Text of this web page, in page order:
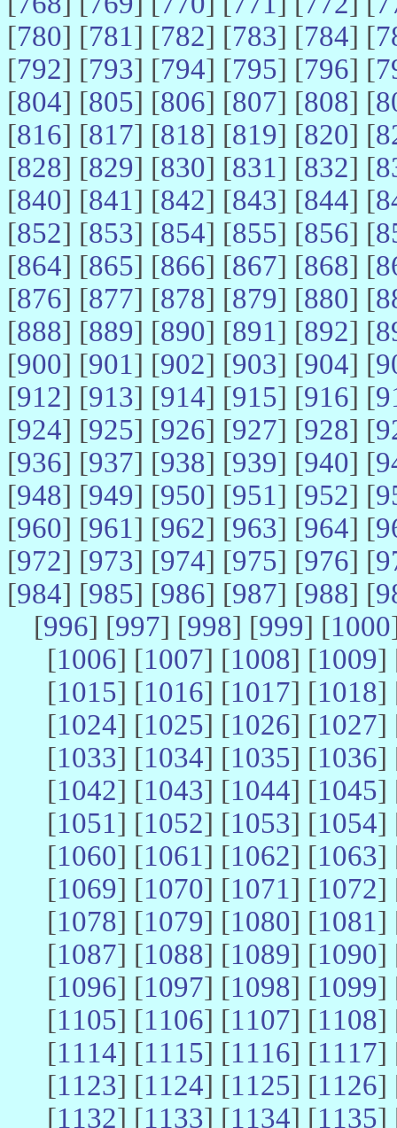
[780] [781] [782] [783] [784] [
[792] [793] [794] [795] [796] [
[804] [805] [806] [807] [808] [
[816] [817] [818] [819] [820] [
[828] [829] [830] [831] [832] [
[840] [841] [842] [843] [844] [
[852] [853] [854] [855] [856] [
[864] [865] [866] [867] [868] [
[876] [877] [878] [879] [880] [
[888] [889] [890] [891] [892] [
[900] [901] [902] [903] [904] [
[912] [913] [914] [915] [916] [
[924] [925] [926] [927] [928] [
[936] [937] [938] [939] [940] [
[948] [949] [950] [951] [952] [
[960] [961] [962] [963] [964] [
[972] [973] [974] [975] [976] [
[984] [985] [986] [987] [988] [
[996] [997] [998] [999] [1000
[1006] [1007] [1008] [1009]
[1015] [1016] [1017] [1018]
[1024] [1025] [1026] [1027]
[1033] [1034] [1035] [1036]
[1042] [1043] [1044] [1045]
[1051] [1052] [1053] [1054]
[1060] [1061] [1062] [1063]
[1069] [1070] [1071] [1072]
[1078] [1079] [1080] [1081]
[1087] [1088] [1089] [1090]
[1096] [1097] [1098] [1099]
[1105] [1106] [1107] [1108]
[1114] [1115] [1116] [1117]
[1123] [1124] [1125] [1126]
[1132] [1133] [1134] [1135]